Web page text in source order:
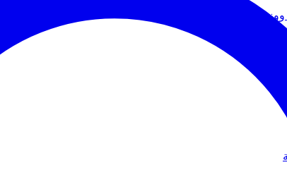
الخارجية